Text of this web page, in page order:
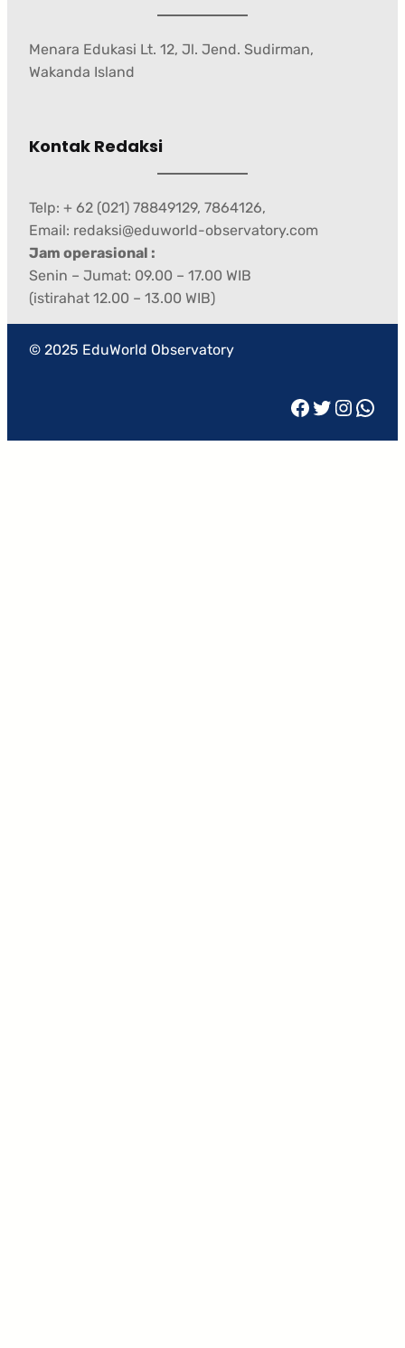
Menara Edukasi Lt. 12, Jl. Jend. Sudirman,
Wakanda Island
Kontak Redaksi
Telp: + 62 (021) 78849129, 7864126,
Email: redaksi@eduworld-observatory.com
Jam operasional :
Senin – Jumat: 09.00 – 17.00 WIB
(istirahat 12.00 – 13.00 WIB)
© 2025 EduWorld Observatory
Facebook Twitter Instagram WhatsApp